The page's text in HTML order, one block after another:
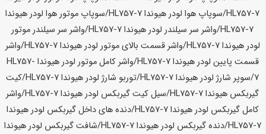
HL757-7/سوپاپ هوا لودرهیوندا HL757-7 /سوپاپ موتور هوا لودرهیوندا
HL757-7/واشر سر سیلندر لودرهیوندا HL757-7
/واشر سر سیلندر موتور
لودرهیوندا HL757-7 /واشر قسمت بالای موتور لودرهیوندا HL757-7
/واشر
قسمت پایین لودرهیوندا HL757-7 /واشر کامل موتور لودر
هیوندا HL757-
7/سوپر شارژ لودرهیوندا HL757-7 /توربو شارژ لودرهیوندا HL757-7
/کیت
گیربکس هیوندا HL757-7 /سیل کیت گیربکس لودرهیوندا HL757-7
/واشر
کامل گیربکس لودرهیوندا HL757-7 /دنده های داخل گیربکس لودرهیوندا
HL757-7/دنده گیربکس لودرهیوندا HL757-7 /شافت گیربکس لودرهیوندا